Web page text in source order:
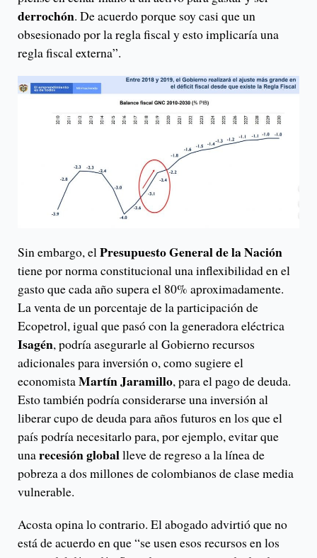
derrochón. De acuerdo porque soy casi que un
obsesionado por la regla fiscal y esto implicaría una
regla fiscal externa”.
Sin embargo, elPresupuesto General de la Nación
tiene por norma constitucional una inflexibilidad en el
gasto que cada año supera el 80% aproximadamente.
La venta de un porcentaje de la participación de
Ecopetrol, igual que pasó con la generadora eléctrica
Isagén, podría asegurarle al Gobierno recursos
adicionales para inversión o, como sugiere el
economistaMartín Jaramillo, para el pago de deuda.
Esto también podría considerarse una inversión al
liberar cupo de deuda para años futuros en los que el
país podría necesitarlo para, por ejemplo, evitar que
unarecesión globallleve de regreso a la línea de
pobreza a dos millones de colombianos de clase media
vulnerable.
Acosta opina lo contrario. El abogado advirtió que no
está de acuerdo en que “se usen esos recursos en los